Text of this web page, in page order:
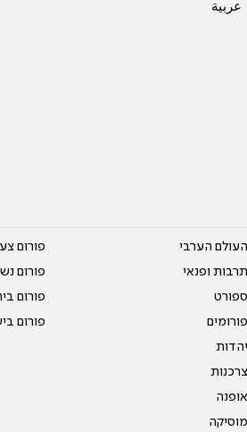
عربية
העולם הערבי
תרבות ופנאי
ספורט
פורומים
יהדות
צרכנות
אופנה
מוסיקה
פורום
פורום
פורום
פורום